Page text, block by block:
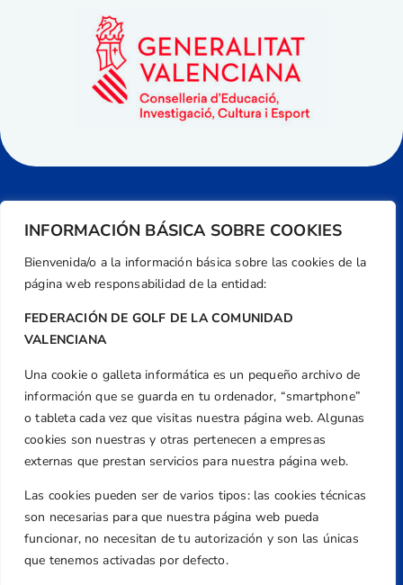
INFORMACIÓN BÁSICA SOBRE COOKIES
Bienvenida/o a la información básica sobre las cookies de la
página web responsabilidad de la entidad:
FEDERACIÓN DE GOLF DE LA COMUNIDAD
VALENCIANA
Una cookie o galleta informática es un pequeño archivo de
información que se guarda en tu ordenador, “smartphone”
o tableta cada vez que visitas nuestra página web. Algunas
cookies son nuestras y otras pertenecen a empresas
externas que prestan servicios para nuestra página web.
Las cookies pueden ser de varios tipos: las cookies técnicas
son necesarias para que nuestra página web pueda
funcionar, no necesitan de tu autorización y son las únicas
que tenemos activadas por defecto.
Dirección
Centre de L´Esport, Carrer d'Isaac Peral i
Caballero, Nº 5, Despachos 2 y 3, 46980,
Valencia
+34 961 367 799
Email
federacion@golfcv.com